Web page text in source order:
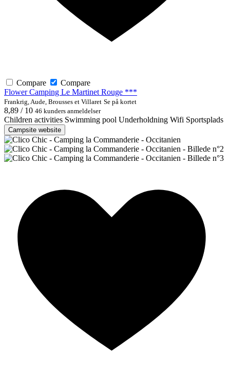
Compare
Compare
Flower Camping Le Martinet Rouge ***
Frankrig, Aude, Brousses et Villaret Se på kortet
8,89 / 10 46 kunders anmeldelser
Children activities Swimming pool Underholdning Wifi Sportsplads
Campsite website